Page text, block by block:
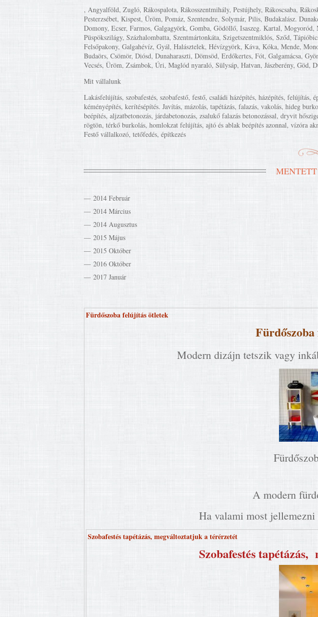
, Angyalföld, Zugló, Rákospalota, Rákosszentmihály, Pestújhely, Rákoscsaba,
Pesterzsébet, Kispest, Üröm, Pomáz, Szentendre, Solymár, Pilis, Budakalász.
Domony, Ecser, Farmos, Galgagyörk, Gomba, Gödöllő, Isaszeg. Kartal,
Püspökszilágy, Százhalombatta, Szentmártonkáta, Szigetszentmiklós, Sződ,
Felsőpakony, Galgahévíz, Gyál, Halásztelek, Hévízgyörk, Káva, Kóka, Mende,
Budaörs, Csömör, Diósd, Dunaharaszti, Dömsöd, Erdőkertes, Fót, Galgamácsa,
Vecsés, Üröm, Zsámbok, Úri, Maglód nyaraló, Sülysáp, Hatvan, Jászberény, Göd,
Mit vállalunk
Lakásfelújítás, szobafestés, szobafestő, festő, családi házépítés, házépítés,
kéményépítés, kerítésépítés. Javítás, mázolás, tapétázás, falazás, vakolás, hideg
beépítés, aljzatbetonozás, járdabetonozás, zsalukő falazás betonozással, dryvit
rögtön, térkő burkolás, homlokzat felújítás, ajtó és ablak beépítés azonnal, vízóra
Festő vállalkozó, tetőfedés, építkezés
2014 Február
2014 Március
2014 Augusztus
2015 Május
2015 Október
2016 Október
2017 Január
Fürdőszoba felújítás ötletek
Modern dizájn tetszik vagy
A modern
Ha valami most
Szobafestés tapétázás, megváltoztatjuk a térérzetét
Szobafestés